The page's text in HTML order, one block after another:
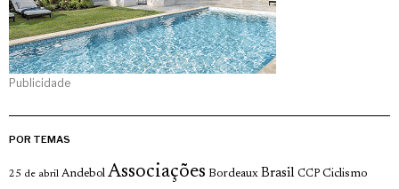
Publicidade
POR TEMAS
25 de abril Andebol Associações Bordeaux Brasil CCP Ciclismo